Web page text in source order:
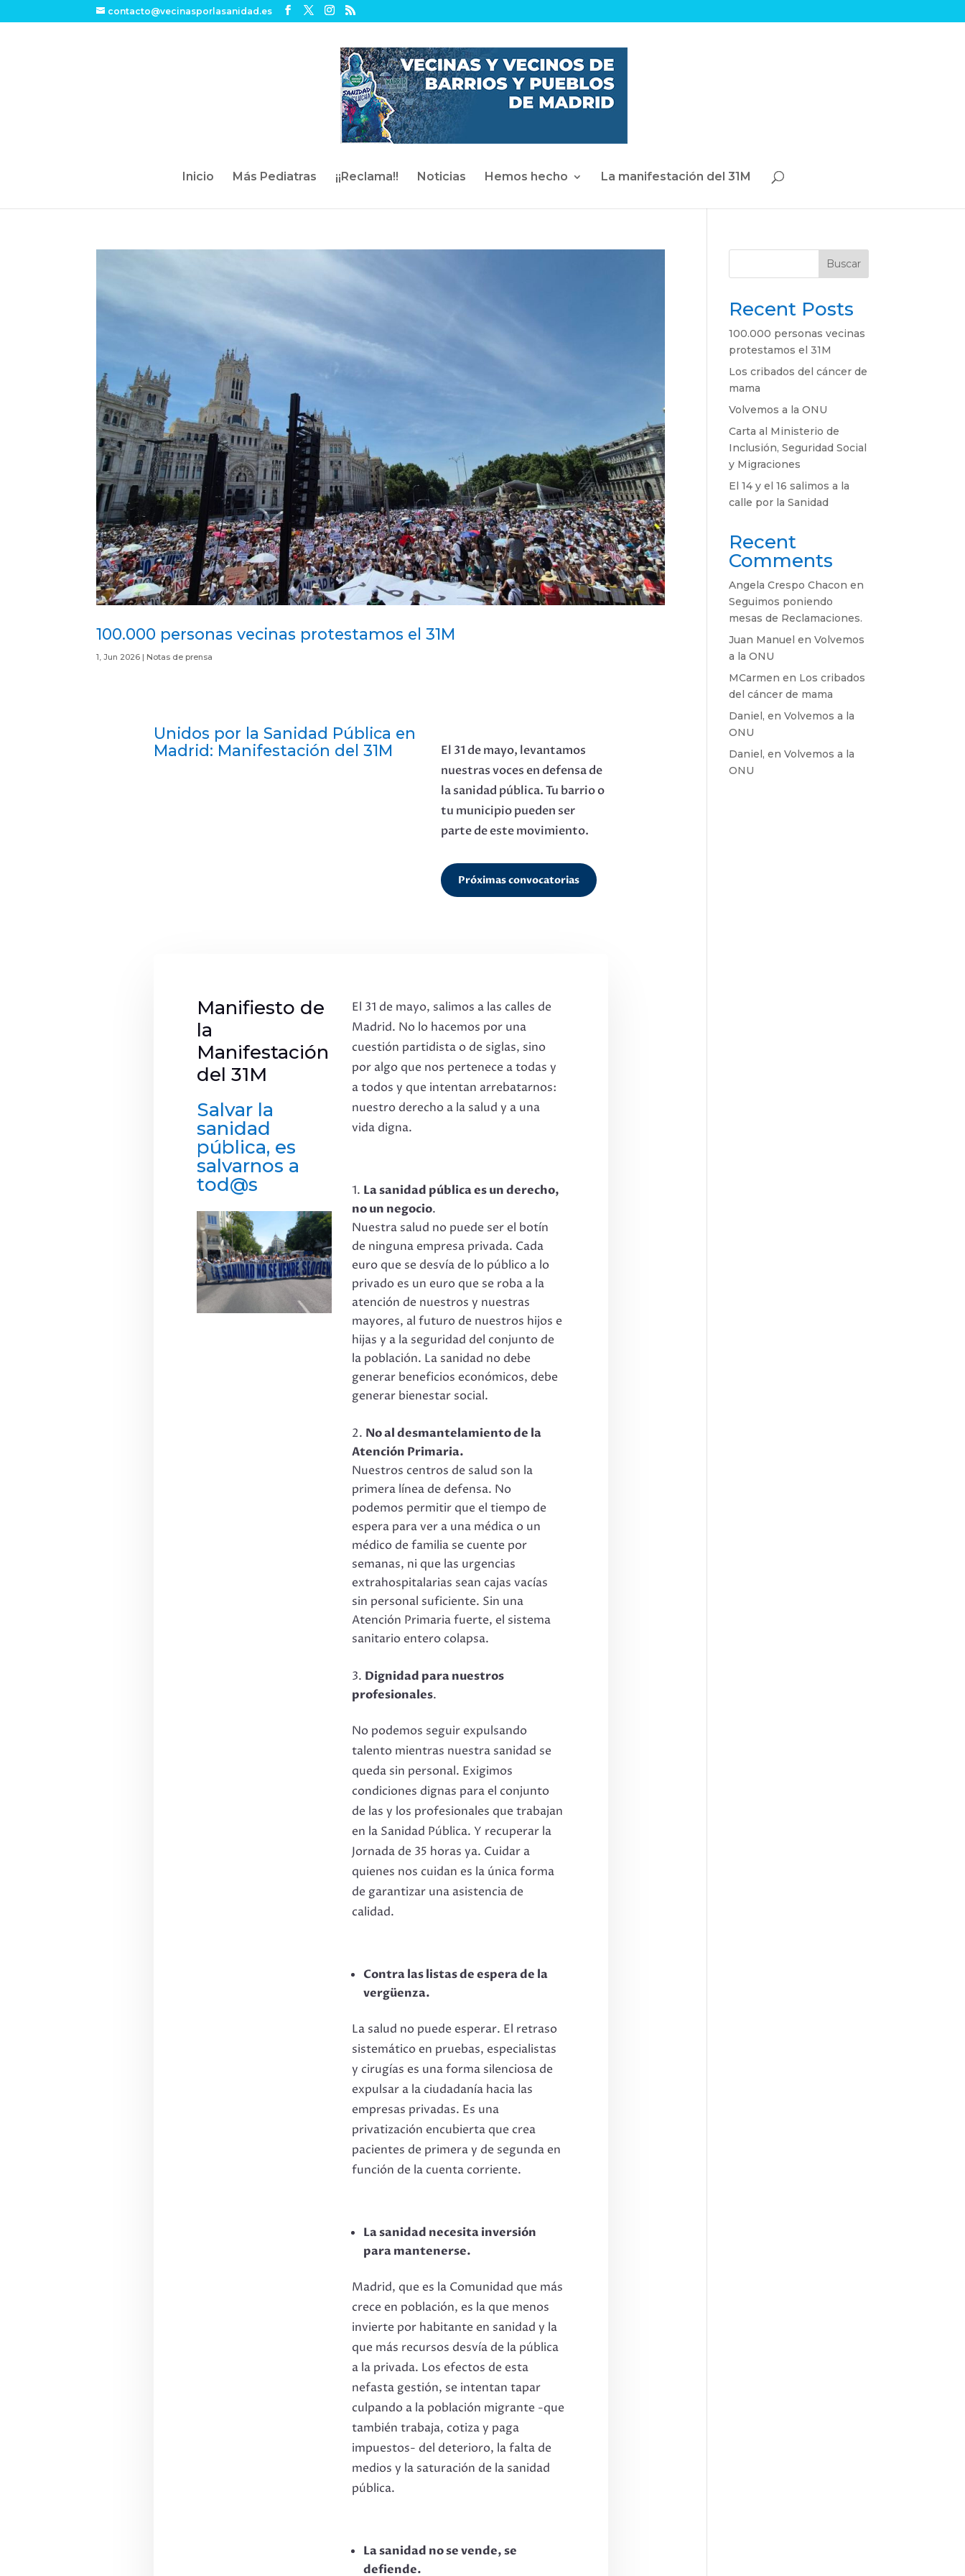
contacto@vecinasporlasanidad.es
Inicio Más Pediatras ¡¡Reclama!! Noticias Hemos hecho La manifestación del 31M
100.000 personas vecinas protestamos el 31M
1, Jun 2026 | Notas de prensa
Unidos por la Sanidad Pública en
Madrid: Manifestación del 31M
El 31 de mayo, levantamos
nuestras voces en defensa de
la sanidad pública. Tu barrio o
tu municipio pueden ser
parte de este movimiento.
Próximas convocatorias
Manifiesto de
la
Manifestación
del 31M
Salvar la
sanidad
pública, es
salvarnos a
tod@s
El 31 de mayo, salimos a las calles de
Madrid. No lo hacemos por una
cuestión partidista o de siglas, sino
por algo que nos pertenece a todas y
a todos y que intentan arrebatarnos:
nuestro derecho a la salud y a una
vida digna.
La sanidad pública es un derecho,
no un negocio.
Nuestra salud no puede ser el botín
de ninguna empresa privada. Cada
euro que se desvía de lo público a lo
privado es un euro que se roba a la
atención de nuestros y nuestras
mayores, al futuro de nuestros hijos e
hijas y a la seguridad del conjunto de
la población. La sanidad no debe
generar beneficios económicos, debe
generar bienestar social.
No al desmantelamiento de la
Atención Primaria.
Nuestros centros de salud son la
primera línea de defensa. No
podemos permitir que el tiempo de
espera para ver a una médica o un
médico de familia se cuente por
semanas, ni que las urgencias
extrahospitalarias sean cajas vacías
sin personal suficiente. Sin una
Atención Primaria fuerte, el sistema
sanitario entero colapsa.
Dignidad para nuestros
profesionales.
No podemos seguir expulsando
talento mientras nuestra sanidad se
queda sin personal. Exigimos
condiciones dignas para el conjunto
de las y los profesionales que trabajan
en la Sanidad Pública. Y recuperar la
Jornada de 35 horas ya. Cuidar a
quienes nos cuidan es la única forma
de garantizar una asistencia de
calidad.
Contra las listas de espera de la
vergüenza.
La salud no puede esperar. El retraso
sistemático en pruebas, especialistas
y cirugías es una forma silenciosa de
expulsar a la ciudadanía hacia las
empresas privadas. Es una
privatización encubierta que crea
pacientes de primera y de segunda en
función de la cuenta corriente.
La sanidad necesita inversión
para mantenerse.
Madrid, que es la Comunidad que más
crece en población, es la que menos
invierte por habitante en sanidad y la
que más recursos desvía de la pública
a la privada. Los efectos de esta
nefasta gestión, se intentan tapar
culpando a la población migrante -que
también trabaja, cotiza y paga
impuestos- del deterioro, la falta de
medios y la saturación de la sanidad
pública.
La sanidad no se vende, se
defiende.
Buscar
Recent Posts
100.000 personas vecinas
protestamos el 31M
Los cribados del cáncer de
mama
Volvemos a la ONU
Carta al Ministerio de
Inclusión, Seguridad Social
y Migraciones
El 14 y el 16 salimos a la
calle por la Sanidad
Recent
Comments
Angela Crespo Chacon en
Seguimos poniendo
mesas de Reclamaciones.
Juan Manuel enVolvemos
a la ONU
MCarmen en Los cribados
del cáncer de mama
Daniel, enVolvemos a la
ONU
Daniel, enVolvemos a la
ONU